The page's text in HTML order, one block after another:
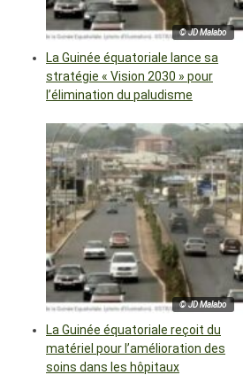
© JD Malabo
La Guinée équatoriale lance sa
stratégie « Vision 2030 » pour
l’élimination du paludisme
© JD Malabo
La Guinée équatoriale reçoit du
matériel pour l’amélioration des
soins dans les hôpitaux